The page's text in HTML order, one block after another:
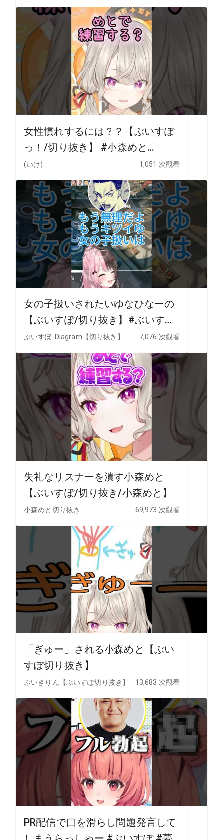
sub】#にじさんじ切り抜き
#shorts
女性慣れするには？？【ぶいすぽ
っ！/切り抜き】 #小森めと
#shorts
(いけ) 1,051 次觀看
女の子扱いされたいゆなひなーの
【ぶいすぽ/切り抜き】#ぶいすぽ
#橘ひなの
ぶいすぽ-Diagram【切り抜き】 7,076 次觀看
失礼なリスナーを潰す小森めと
【ぶいすぽ/切り抜き/小森めと】
小森めと切り抜き 69,973 次觀看
「ぎゅー」される小森めと【ぶい
すぽ切り抜き】
ぶいきりん【ぶいすぽ切り抜き】 13,683 次觀看
PR配信で口を滑らし問題発言して